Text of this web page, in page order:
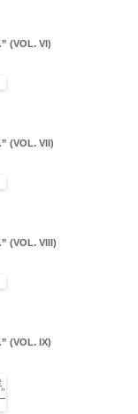
(VOL. VI)
(VOL. VII)
(VOL. VIII)
(VOL. IX)